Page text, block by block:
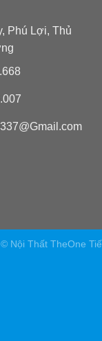
Phú Lợi, Thủ
Nội Thất TheOne